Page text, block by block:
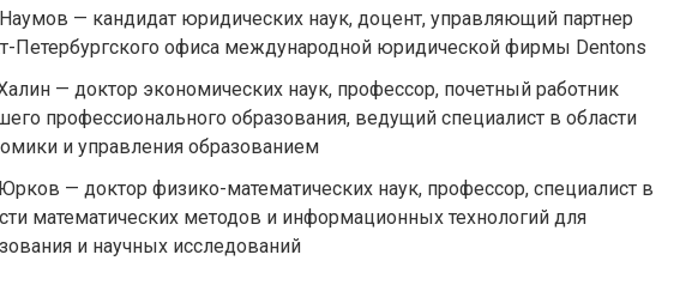
— кандидат юридических наук, доцент, управляющий партнер
Петербургского офиса международной юридической фирмы Dentons
— доктор экономических наук, профессор, почетный работник
профессионального образования, ведущий специалист в области
и управления образованием
— доктор физико-математических наук, профессор, специалист в
математических методов и информационных технологий для
и научных исследований